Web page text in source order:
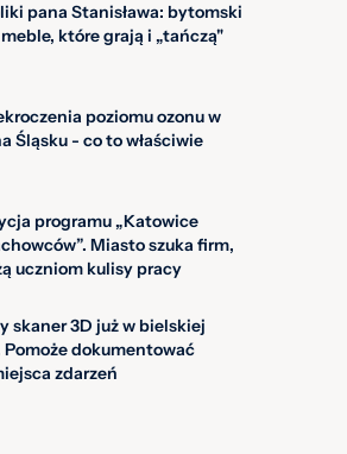
pana Stanisława: bytomski
które grają i „tańczą"
poziomu ozonu w
Śląsku - co to właściwie
programu „Katowice
Miasto szuka firm,
uczniom kulisy pracy
skaner 3D już w bielskiej
Pomoże dokumentować
zdarzeń